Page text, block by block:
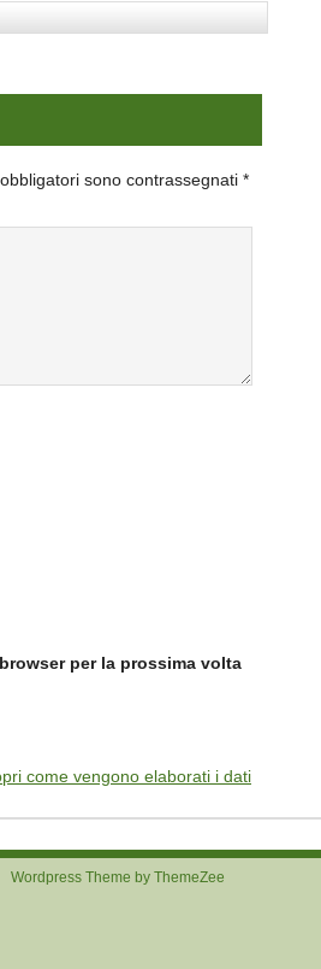
sono contrassegnati *
per la prossima volta
come vengono elaborati i dati
Wordpress Theme by ThemeZee